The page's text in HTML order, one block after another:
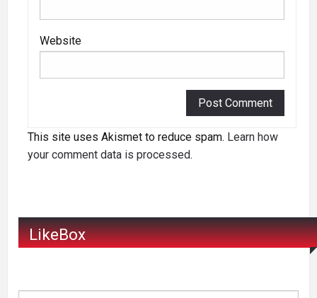
Website
This site uses Akismet to reduce spam. Learn how
your comment data is processed.
LikeBox